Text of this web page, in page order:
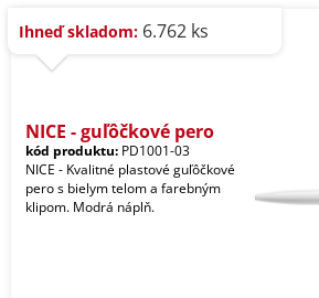
Ihneď skladom: 6.762 ks
NICE - guľôčkové pero
kód produktu: PD1001-03
NICE - Kvalitné plastové guľôčkové
pero s bielym telom a farebným
klipom. Modrá náplň.